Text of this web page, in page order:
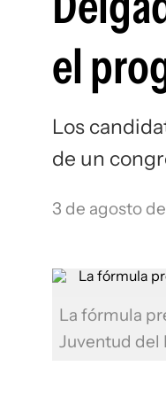
el
Los
de un
3 de agosto
La fórmula
Juventud del